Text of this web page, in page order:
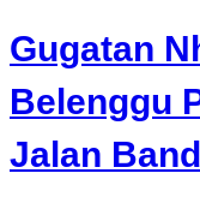
Gugatan
Belenggu
Jalan